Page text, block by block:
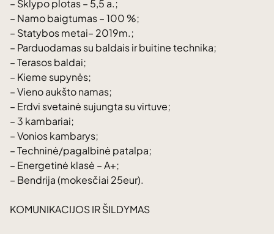
– Sklypo plotas – 5,5 a.;
– Namo baigtumas – 100 %;
– Statybos metai– 2019m.;
– Parduodamas su baldais ir buitine technika;
– Terasos baldai;
– Kieme supynės;
– Vieno aukšto namas;
– Erdvi svetainė sujungta su virtuve;
– 3 kambariai;
– Vonios kambarys;
– Techninė/pagalbinė patalpa;
– Energetinė klasė – A+;
– Bendrija (mokesčiai 25eur).
KOMUNIKACIJOS IR ŠILDYMAS